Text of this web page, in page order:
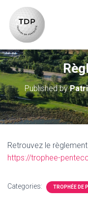
Published by
Retrouvez le
https://trophee-
Categories: TROPHÉE DE